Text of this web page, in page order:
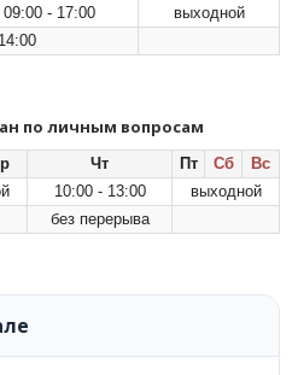
09:00 - 17:00
выходной
по личным вопросам
Чт Пт Сб
Вс
10:00 - 13:00
выходной
без перерыва